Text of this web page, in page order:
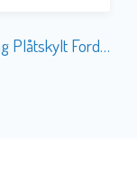
Nyckelring Plåtskylt Ford Logo